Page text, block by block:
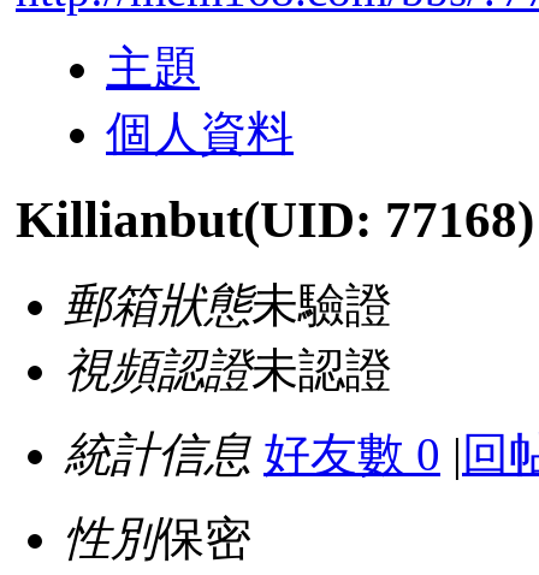
主題
個人資料
Killianbut(UID: 77168)
郵箱狀態未驗證
視頻認證未認證
統計信息 好友數 0 | 回
性別保密